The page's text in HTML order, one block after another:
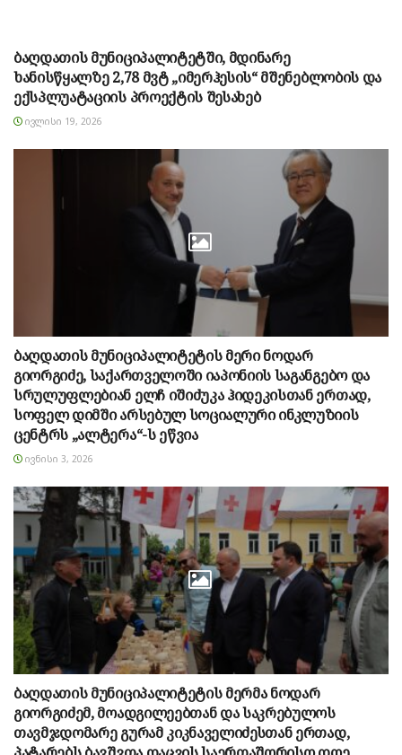
ბაღდათის მუნიციპალიტეტში, მდინარე
ხანისწყალზე 2,78 მვტ „იმერჰესის“ მშენებლობის და
ექსპლუატაციის პროექტის შესახებ
ᲘᲕᲚᲘᲡᲘ 19, 2026
ბაღდათის მუნიციპალიტეტის მერი ნოდარ
გიორგიძე, საქართველოში იაპონიის საგანგებო და
სრულუფლებიან ელჩ იშიძუკა ჰიდეკისთან ერთად,
სოფელ დიმში არსებულ სოციალური ინკლუზიის
ცენტრს „ალტერა“-ს ეწვია
ᲘᲕᲜᲘᲡᲘ 3, 2026
ბაღდათის მუნიციპალიტეტის მერმა ნოდარ
გიორგიძემ, მოადგილეებთან და საკრებულოს
თავმჯდომარე გურამ კიკნაველიძესთან ერთად,